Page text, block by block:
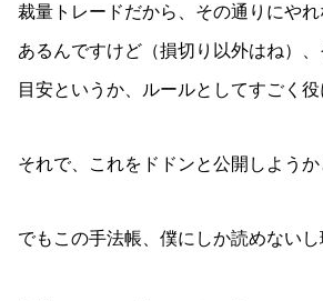
裁量トレードだから、その通りにやれ
あるんですけど（損切り以外はね）
目安というか、ルールとしてすごく役
それで、これをドドンと公開しようか
でもこの手法帳、僕にしか読めないし